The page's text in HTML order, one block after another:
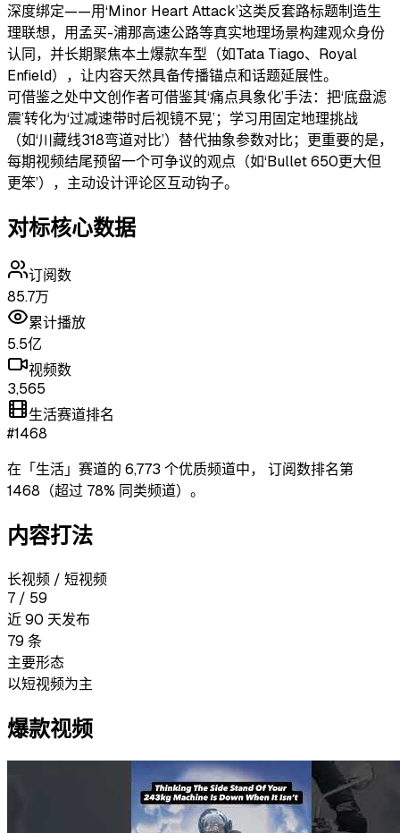
深度绑定——用‘Minor Heart Attack’这类反套路标题制造生
理联想，用孟买-浦那高速公路等真实地理场景构建观众身份
认同，并长期聚焦本土爆款车型（如Tata Tiago、Royal
Enfield），让内容天然具备传播锚点和话题延展性。
可借鉴之处中文创作者可借鉴其‘痛点具象化’手法：把‘底盘滤
震’转化为‘过减速带时后视镜不晃’；学习用固定地理挑战
（如‘川藏线318弯道对比’）替代抽象参数对比；更重要的是，
每期视频结尾预留一个可争议的观点（如‘Bullet 650更大但
更笨’），主动设计评论区互动钩子。
对标核心数据
订阅数
85.7万
累计播放
5.5亿
视频数
3,565
生活赛道排名
#1468
在「生活」赛道的 6,773 个优质频道中，
订阅数排名第
1468 （超过 78% 同类频道） 。
内容打法
长视频 / 短视频
7 / 59
近 90 天发布
79 条
主要形态
以短视频为主
爆款视频